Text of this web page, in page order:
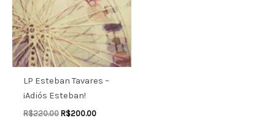
LP Esteban Tavares –
¡Adiós Esteban!
R$220.00 R$200.00